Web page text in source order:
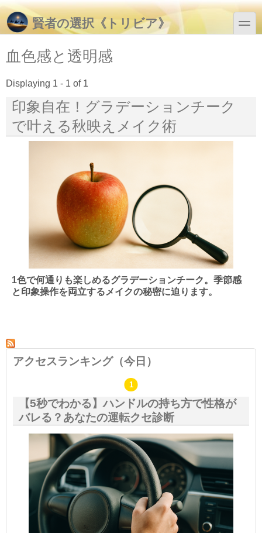
メインコンテンツに移動
Skip to search
賢者の選択《トリビア》 toggle
血色感と透明感
Displaying 1 - 1 of 1
印象自在！グラデーションチーク
で叶える秋映えメイク術
1色で何通りも楽しめるグラデーションチーク。季節感
と印象操作を両立するメイクの秘密に迫ります。
アクセスランキング（今日）
【5秒でわかる】ハンドルの持ち方で性格が
バレる？あなたの運転クセ診断